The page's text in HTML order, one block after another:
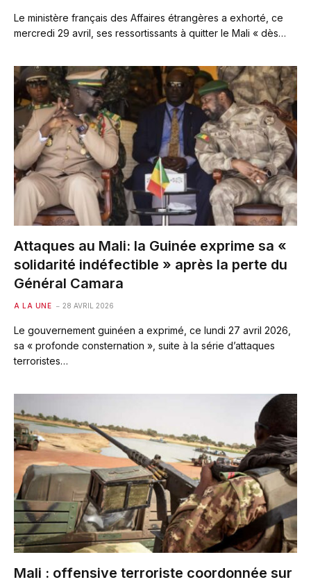
Le ministère français des Affaires étrangères a exhorté, ce
mercredi 29 avril, ses ressortissants à quitter le Mali « dès…
Attaques au Mali: la Guinée exprime sa «
solidarité indéfectible » après la perte du
Général Camara
A LA UNE 28 AVRIL 2026
Le gouvernement guinéen a exprimé, ce lundi 27 avril 2026,
sa « profonde consternation », suite à la série d’attaques
terroristes…
Mali : offensive terroriste coordonnée sur